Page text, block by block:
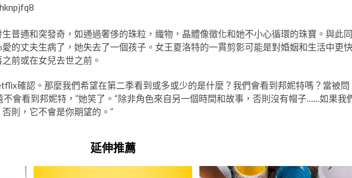
普通和突發奇，如通過奢侈的珠粒，織物，晶體像徵化和她不小心循環的珠寶。與此同
的丈夫生病了，她失去了一個孩子。女王夏洛特的一貫剪影可能是對婚姻和生活中更快
前或在女兒去世之前。
確認。那麼我們希望在第二季看到或多或少的是什麼？我們會看到邦妮特嗎？當被問
會看到邦妮特，”她笑了。“除非角色來自另一個時間和故事，否則沒有帽子……如果我
則，它不會是你期望的。”
延伸推薦